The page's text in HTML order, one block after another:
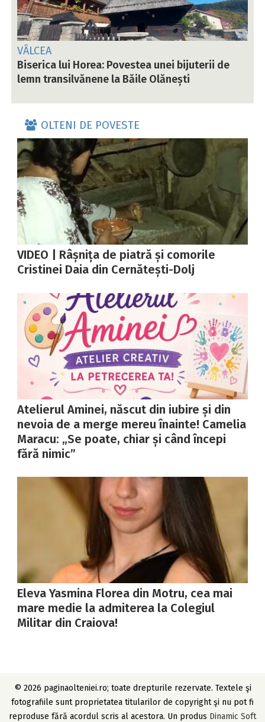
VÂLCEA
Biserica lui Horea: Povestea unei bijuterii de
lemn transilvănene la Băile Olănești
OLTENI DE POVESTE
VIDEO | Râșnița de piatră și comorile
Cristinei Daia din Cernătești-Dolj
Atelierul Aminei, născut din iubire și din
nevoia de a merge mereu înainte! Camelia
Maracu: „Se poate, chiar și când începi
fără nimic”
Eleva Yasmina Florea din Motru, cea mai
mare medie la admiterea la Colegiul
Militar din Craiova!
© 2026 paginaolteniei.ro; toate drepturile rezervate. Textele şi
fotografiile sunt proprietatea titularilor de copyright şi nu pot fi
reproduse fără acordul scris al acestora. Un produs Dinamic Soft